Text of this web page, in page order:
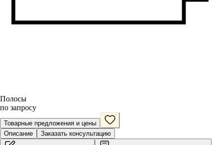
Полосы
по запросу
Товарные предложения и цены
Описание
Заказать консультацию